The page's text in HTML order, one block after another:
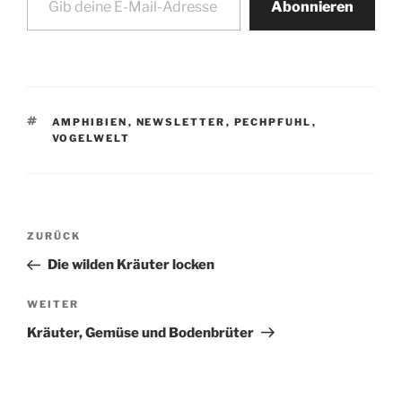
Abonnieren
SCHLAGWÖRTER
AMPHIBIEN , NEWSLETTER , PECHPFUHL ,
VOGELWELT
Beitragsnavigation
Vorheriger
Beitrag
ZURÜCK
Die wilden Kräuter locken
Nächster
Beitrag
WEITER
Kräuter, Gemüse und Bodenbrüter